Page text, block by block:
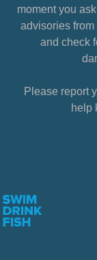
moment you
advisories
and check
Please report
help